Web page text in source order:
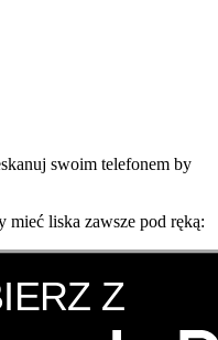
swoim telefonem by
mieć liska zawsze pod ręką: